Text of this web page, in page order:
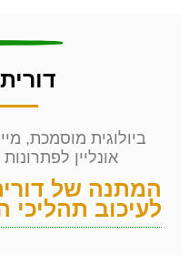
ביולוגית מוסמכת,
אונליין
לעיכוב תהליכי